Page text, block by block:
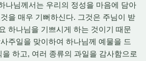
나님께서는 우리의 정성을 마음에 담아
을 매우 기뻐하신다. 그것은 주님이 받
하나님을 기쁘시게 하는 것이기 때문
주일을 맞이하여 하나님께 예물을 드
하고, 여러 종류의 과일을 감사함으로